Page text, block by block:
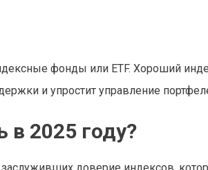
фонды или ETF. Хороший
и упростит управление
2025 году?